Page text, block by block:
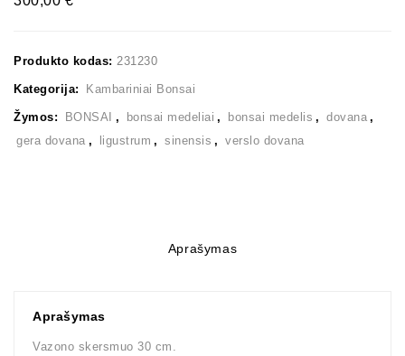
Produkto kodas: 231230
Kategorija: Kambariniai Bonsai
Žymos: BONSAI , bonsai medeliai , bonsai medelis , dovana ,
gera dovana , ligustrum , sinensis , verslo dovana
Aprašymas
Aprašymas
Vazono skersmuo 30 cm.